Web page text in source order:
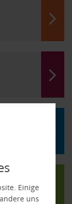
Einige
uns